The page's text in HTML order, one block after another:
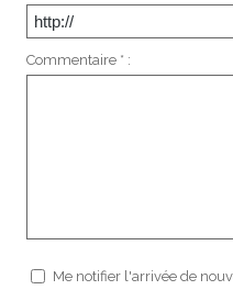
Commentaire * :
Me notifier l'arrivée de